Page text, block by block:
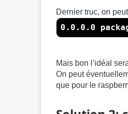
Dernier truc, on
0.0.0.0
Mais bon l’idéal
On peut
que pour le